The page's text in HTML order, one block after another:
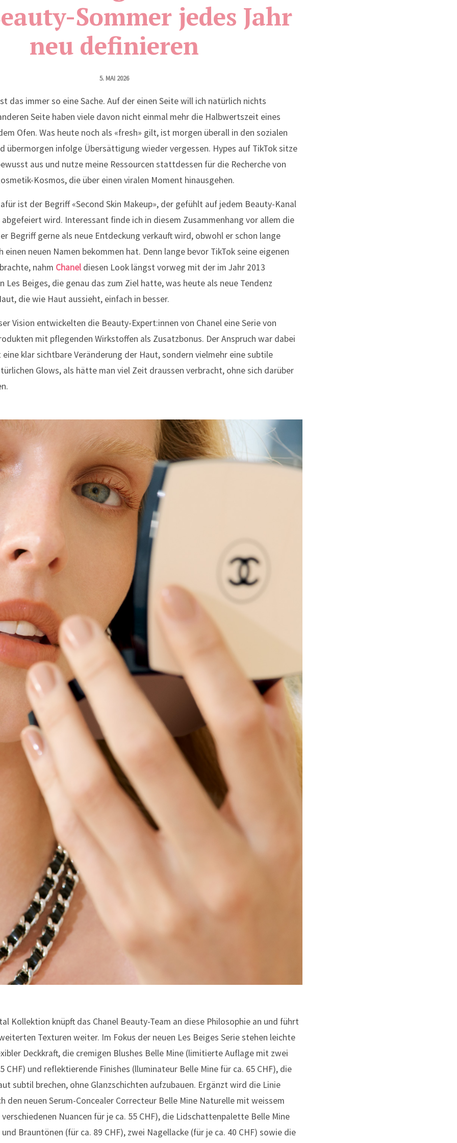
Sommer jedes Jahr
neu definieren
5. MAI 2026
das immer so eine Sache. Auf der einen Seite will ich natürlich nichts
Seite haben viele davon nicht einmal mehr die Halbwertszeit eines
Ofen. Was heute noch als «fresh» gilt, ist morgen überall in den sozialen
übermorgen infolge Übersättigung wieder vergessen. Hypes auf TikTok sitze
aus und nutze meine Ressourcen stattdessen für die Recherche von
Kosmos, die über einen viralen Moment hinausgehen.
ist der Begriff «Second Skin Makeup», der gefühlt auf jedem Beauty-Kanal
wird. Interessant finde ich in diesem Zusammenhang vor allem die
Begriff gerne als neue Entdeckung verkauft wird, obwohl er schon lange
neuen Namen bekommen hat. Denn lange bevor TikTok seine eigenen
nahm Chaneldiesen Look längst vorweg mit der im Jahr 2013
Les Beiges, die genau das zum Ziel hatte, was heute als neue Tendenz
die wie Haut aussieht, einfach in besser.
Vision entwickelten die Beauty-Expert:innen von Chanel eine Serie von
mit pflegenden Wirkstoffen als Zusatzbonus. Der Anspruch war dabei
klar sichtbare Veränderung der Haut, sondern vielmehr eine subtile
Glows, als hätte man viel Zeit draussen verbracht, ohne sich darüber
Kollektion knüpft das Chanel Beauty-Team an diese Philosophie an und führt
Texturen weiter. Im Fokus der neuen Les Beiges Serie stehen leichte
Deckkraft, die cremigen Blushes Belle Mine (limitierte Auflage mit zwei
CHF) und reflektierende Finishes (lluminateur Belle Mine für ca. 65 CHF), die
subtil brechen, ohne Glanzschichten aufzubauen. Ergänzt wird die Linie
den neuen Serum-Concealer Correcteur Belle Mine Naturelle mit weissem
Nuancen für je ca. 55 CHF), die Lidschattenpalette Belle Mine
Brauntönen (für ca. 89 CHF), zwei Nagellacke (für je ca. 40 CHF) sowie die